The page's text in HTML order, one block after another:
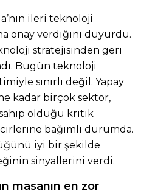
ileri teknoloji
onay verdiğini duyurdu.
stratejisinden geri
Bugün teknoloji
sınırlı değil. Yapay
kadar birçok sektör,
olduğu kritik
bağımlı durumda.
iyi bir şekilde
sinyallerini verdi.
masanın en zor